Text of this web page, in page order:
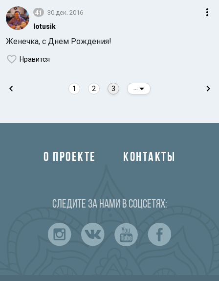
Аравийское море
41 30 дек. 2016
lotusik
Женечка, с Днем Рождения!
Нравится
1 2 3
О ПРОЕКТЕ КОНТАКТЫ
Следите за нами в соцсетях: